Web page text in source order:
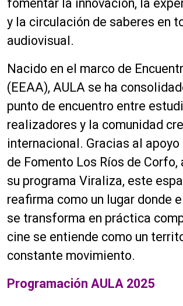
fomentar la innovación, la
y la circulación de saberes en
audiovisual.
Nacido en el marco de
(EEAA), AULA se ha
punto de encuentro entre
realizadores y la comunidad
internacional. Gracias al
de Fomento Los Ríos de Corfo,
su programa Viraliza, este
reafirma como un lugar donde
se transforma en práctica
cine se entiende como un
constante movimiento.
Programación AULA 2025